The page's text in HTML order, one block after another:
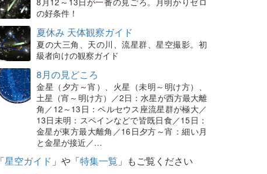
の好条件！
夏休み 天体観察ガイド
夏の大三角、天の川、流星群、星空撮影。初
級者向けの観察ガイド
8月の見どころ
金星（夕方～宵）、火星（未明～明け方）、
土星（宵～明け方）／2日：水星が西方最大離
角／12～13日：ペルセウス座流星群が極大／
13日未明：スペインなどで皆既日食／15日：
金星が東方最大離角／16日夕方～宵：細い月
と金星が接近／…
「星空ガイド 」や「特集一覧 」もご覧ください